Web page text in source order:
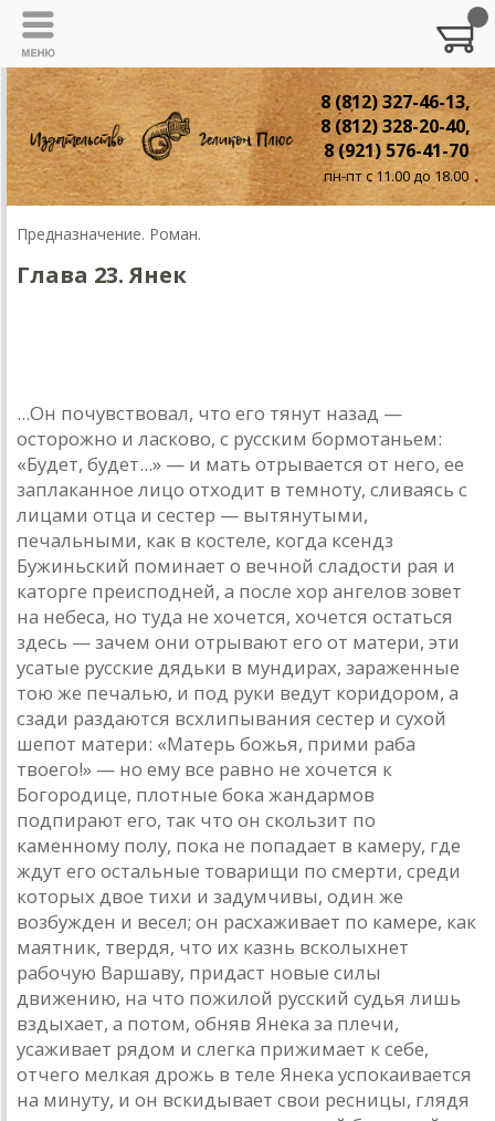
8 (812) 327-46-13,
8 (812) 328-20-40,
8 (921) 576-41-70
пн-пт с 11.00 до 18.00
Предназначение. Роман.
Глава 23. Янек
...Он почувствовал, что его тянут назад —
осторожно и ласково, с русским бормотаньем:
«Будет, будет...» — и мать отрывается от него, ее
заплаканное лицо отходит в темноту, сливаясь с
лицами отца и сестер — вытянутыми,
печальными, как в костеле, когда ксендз
Бужиньский поминает о вечной сладости рая и
каторге преисподней, а после хор ангелов зовет
на небеса, но туда не хочется, хочется остаться
здесь — зачем они отрывают его от матери, эти
усатые русские дядьки в мундирах, зараженные
тою же печалью, и под руки ведут коридором, а
сзади раздаются всхлипывания сестер и сухой
шепот матери: «Матерь божья, прими раба
твоего!» — но ему все равно не хочется к
Богородице, плотные бока жандармов
подпирают его, так что он скользит по
каменному полу, пока не попадает в камеру, где
ждут его остальные товарищи по смерти, среди
которых двое тихи и задумчивы, один же
возбужден и весел; он расхаживает по камере, как
маятник, твердя, что их казнь всколыхнет
рабочую Варшаву, придаст новые силы
движению, на что пожилой русский судья лишь
вздыхает, а потом, обняв Янека за плечи,
усаживает рядом и слегка прижимает к себе,
отчего мелкая дрожь в теле Янека успокаивается
на минуту, и он вскидывает свои ресницы, глядя